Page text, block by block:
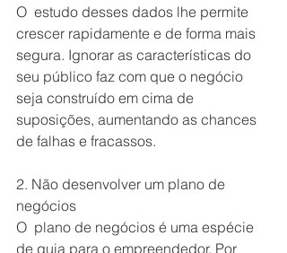
O  estudo desses dados lhe permite
crescer rapidamente e de forma mais
segura. Ignorar as características do
seu público faz com que o negócio
seja construído em cima de
suposições, aumentando as chances
de falhas e fracassos.
2. Não desenvolver um plano de
negócios
O  plano de negócios é uma espécie
de guia para o empreendedor. Por